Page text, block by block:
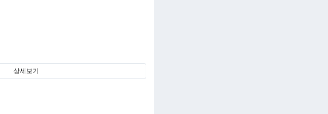
상세보기